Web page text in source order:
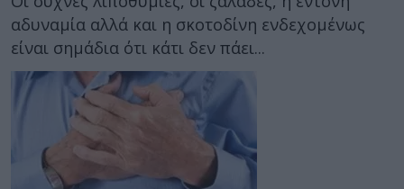
αδυναμία αλλά και η σκοτοδίνη ενδεχομένως
είναι σημάδια ότι κάτι δεν πάει...